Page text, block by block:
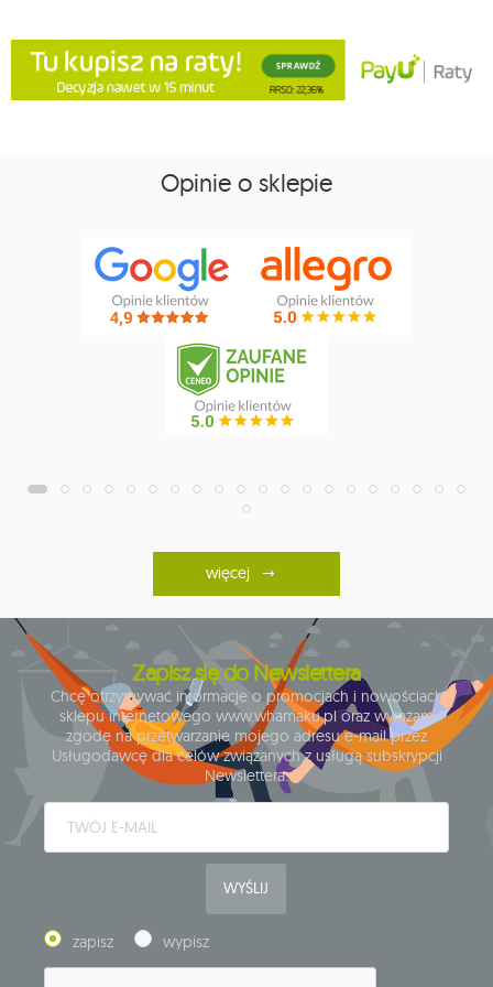
Opinie o sklepie
więcej
Zapisz się do Newslettera
Chcę otrzymywać informacje o promocjach i nowościach
sklepu internetowego www.whamaku.pl oraz wyrażam
zgodę na przetwarzanie mojego adresu e-mail przez
Usługodawcę dla celów związanych z usługą subskrypcji
Newslettera.
WYŚLIJ
zapisz wypisz